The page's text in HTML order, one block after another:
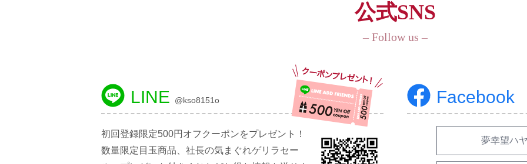
公式SNS
– Follow us –
LINE @kso8151o
初回登録限定500円オフクーポンをプレゼント！
数量限定目玉商品、社長の気まぐれゲリラセー
Facebook
夢幸望ハ